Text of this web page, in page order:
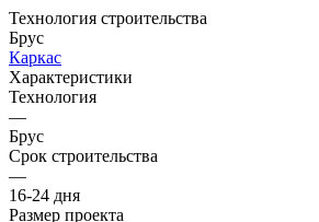
Технология строительства
Брус
Каркас
Характеристики
Технология
—
Брус
Срок строительства
—
16-24 дня
Размер проекта